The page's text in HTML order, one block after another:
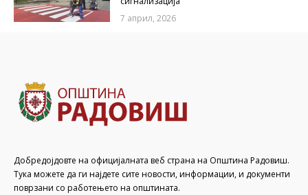
7 април, 2026
Добредојдовте на официјалната веб страна на Општина Радовиш.
Тука можете да ги најдете сите новости, информации, и документи
поврзани со работењето на општината.